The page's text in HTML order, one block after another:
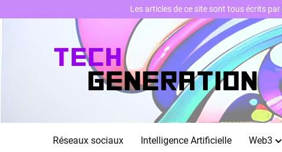
Réseaux sociaux Intelligence Artificielle Web3
Les articles de ce site sont tous écrits